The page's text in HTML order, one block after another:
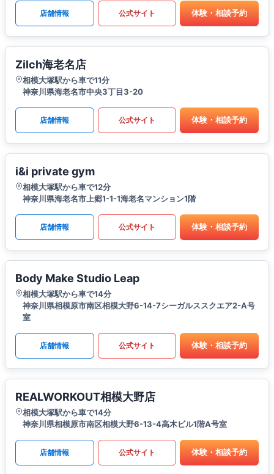
店舗情報 公式サイト 体験・相談予約
Zilch海老名店
相模大塚駅から車で11分
神奈川県海老名市中央3丁目3-20
店舗情報 公式サイト 体験・相談予約
i&i private gym
相模大塚駅から車で12分
神奈川県海老名市上郷1-1-1海老名マンション1階
店舗情報 公式サイト 体験・相談予約
Body Make Studio Leap
相模大塚駅から車で14分
神奈川県相模原市南区相模大野6-14-7シーガルススクエア2-A号
室
店舗情報 公式サイト 体験・相談予約
REALWORKOUT相模大野店
相模大塚駅から車で14分
神奈川県相模原市南区相模大野6-13-4高木ビル1階A号室
店舗情報 公式サイト 体験・相談予約